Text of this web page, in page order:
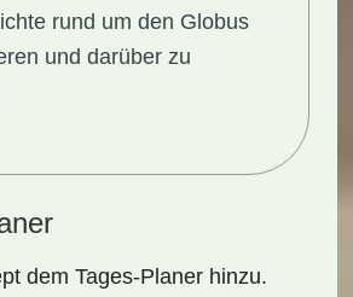
rund um den Globus
und darüber zu
dem Tages-Planer hinzu.